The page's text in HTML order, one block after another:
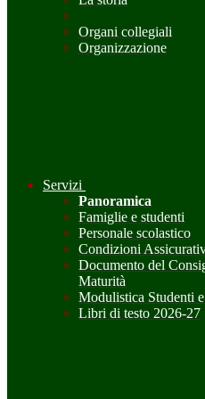
Organi collegiali
Organizzazione
Servizi
Panoramica
Famiglie e studenti
Personale scolastico
Condizioni
Documento del
Maturità
Modulistica Studenti
Libri di testo 2026-27